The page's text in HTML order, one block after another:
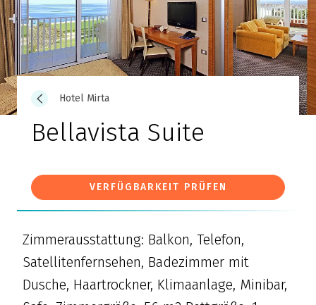
Hotel Mirta
Bellavista Suite
VERFÜGBARKEIT PRÜFEN
Zimmerausstattung: Balkon, Telefon,
Satellitenfernsehen, Badezimmer mit
Dusche, Haartrockner, Klimaanlage, Minibar,